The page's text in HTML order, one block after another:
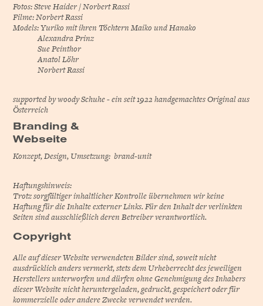
Fotos:Steve Haider/Norbert Rassi
Filme: Norbert Rassi
Models: Yuriko mit ihren Töchtern Maiko und Hanako
Alexandra Prinz
Sue Peinthor
Anatol Löhr
Norbert Rassi
supported bywoodySchuhe - ein seit 1922 handgemachtes Original aus
Österreich
Branding &
Webseite
Konzept, Design, Umsetzung:brand-unit
Haftungshinweis:
Trotz sorgfältiger inhaltlicher Kontrolle übernehmen wir keine
Haftung für die Inhalte externer Links. Für den Inhalt der verlinkten
Seiten sind ausschließlich deren Betreiber verantwortlich.
Copyright
Alle auf dieser Website verwendeten Bilder sind, soweit nicht
ausdrücklich anders vermerkt, stets dem Urheberrecht des jeweiligen
Herstellers unterworfen und dürfen ohne Genehmigung des Inhabers
dieser Website nicht heruntergeladen, gedruckt, gespeichert oder für
kommerzielle oder andere Zwecke verwendet werden.